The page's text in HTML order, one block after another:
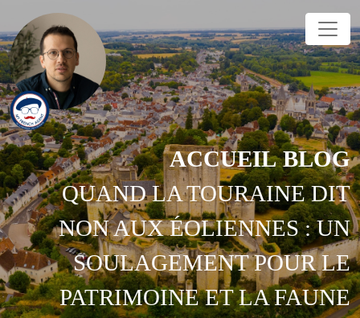
ACCUEIL BLOG
QUAND LA TOURAINE DIT
NON AUX ÉOLIENNES : UN
SOULAGEMENT POUR LE
PATRIMOINE ET LA FAUNE